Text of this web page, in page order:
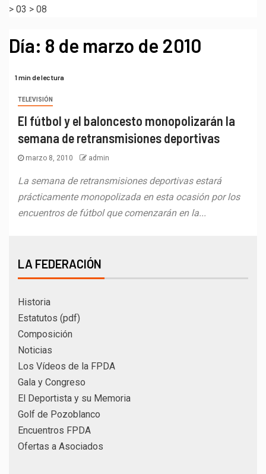
> 03 > 08
Día: 8 de marzo de 2010
1 min de lectura
TELEVISIÓN
El fútbol y el baloncesto monopolizarán la
semana de retransmisiones deportivas
marzo 8, 2010 admin
La semana de retransmisiones deportivas estará
prácticamente monopolizada en esta ocasión por los
encuentros de fútbol que comenzarán en la...
LA FEDERACIÓN
Historia
Estatutos (pdf)
Composición
Noticias
Los Vídeos de la FPDA
Gala y Congreso
El Deportista y su Memoria
Golf de Pozoblanco
Encuentros FPDA
Ofertas a Asociados